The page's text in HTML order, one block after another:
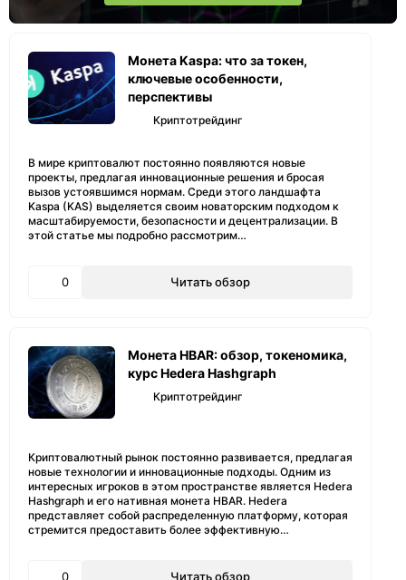
Монета Kaspa: что за токен,
ключевые особенности,
перспективы
Криптотрейдинг
В мире криптовалют постоянно появляются новые
проекты, предлагая инновационные решения и бросая
вызов устоявшимся нормам. Среди этого ландшафта
Kaspa (KAS) выделяется своим новаторским подходом к
масштабируемости, безопасности и децентрализации. В
этой статье мы подробно рассмотрим…
0 Читать обзор
Монета HBAR: обзор, токеномика,
курс Hedera Hashgraph
Криптотрейдинг
Криптовалютный рынок постоянно развивается, предлагая
новые технологии и инновационные подходы. Одним из
интересных игроков в этом пространстве является Hedera
Hashgraph и его нативная монета HBAR. Hedera
представляет собой распределенную платформу, которая
стремится предоставить более эффективную…
0 Читать обзор